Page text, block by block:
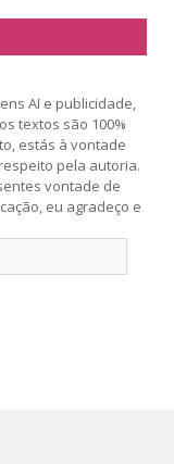
AI e publicidade,
textos são 100%
estás à vontade
pela autoria.
vontade de
eu agradeço e